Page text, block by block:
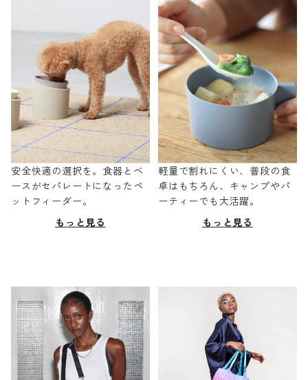
安全快適の選択を。食器とベ
ースがセパレートになったペ
ットフィーダー。
もっと見る
軽量で割れにくい、普段の食
卓はもちろん、キャンプやパ
ーティーでも大活躍。
もっと見る